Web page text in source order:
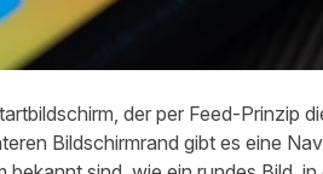
der per Feed-Prinzip
Bildschirmrand gibt es eine